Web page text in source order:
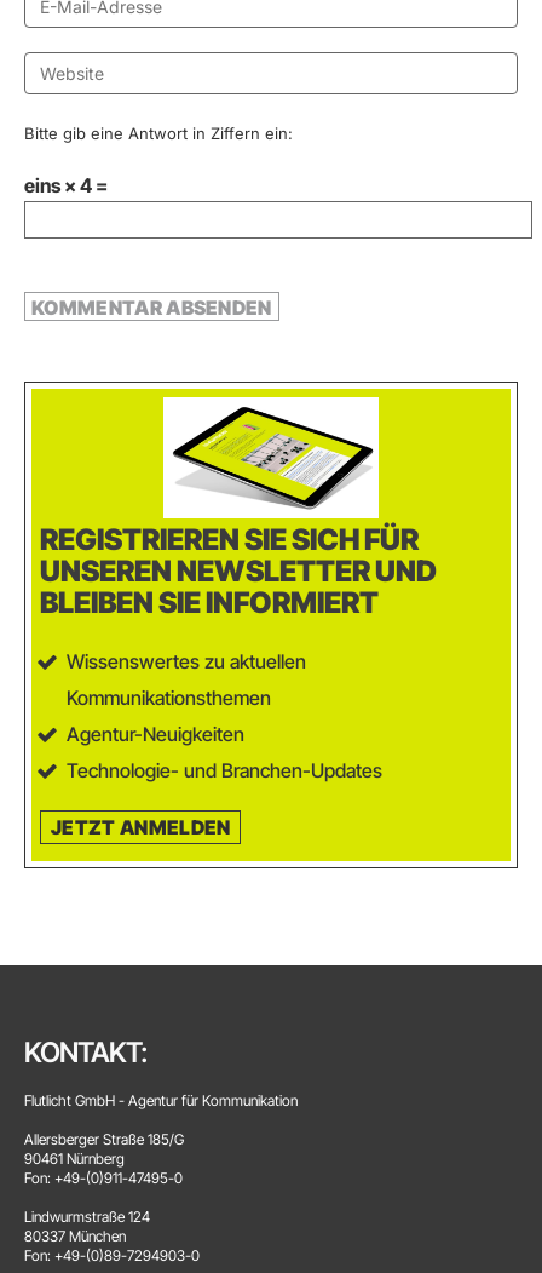
Bitte gib eine Antwort in Ziffern ein:
eins × 4 =
REGISTRIEREN SIE SICH FÜR
UNSEREN NEWSLETTER UND
BLEIBEN SIE INFORMIERT
Wissenswertes zu aktuellen
Kommunikationsthemen
Agentur-Neuigkeiten
Technologie- und Branchen-Updates
JETZT ANMELDEN
KONTAKT:
Flutlicht GmbH - Agentur für Kommunikation
Allersberger Straße 185/G
90461 Nürnberg
Fon: +49-(0)911-47495-0
Lindwurmstraße 124
80337 München
Fon: +49-(0)89-7294903-0